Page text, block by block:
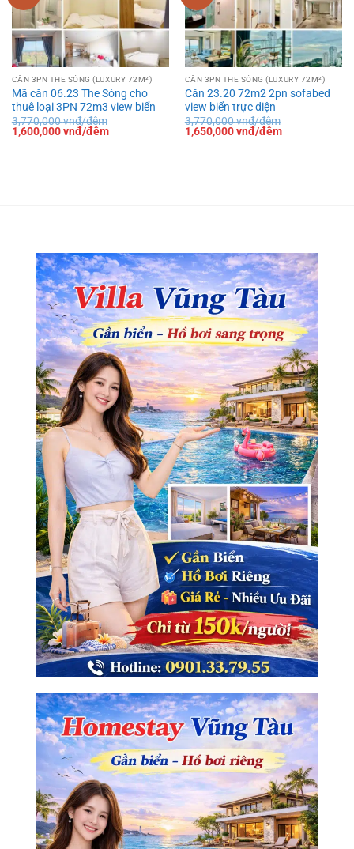
CĂN 3PN THE SÓNG (LUXURY 72M²)
Mã căn 06.23 The Sóng cho
thuê loại 3PN 72m3 view biển
3,770,000vnđ/đêm
Giá
gốc
1,600,000vnđ/đêmGiá
CĂN 3PN THE SÓNG (LUXURY 72M²)
Căn 23.20 72m2 2pn sofabed
view biển trực diện
3,770,000vnđ/đêm
Giá
gốc
1,650,000vnđ/đêmGiá